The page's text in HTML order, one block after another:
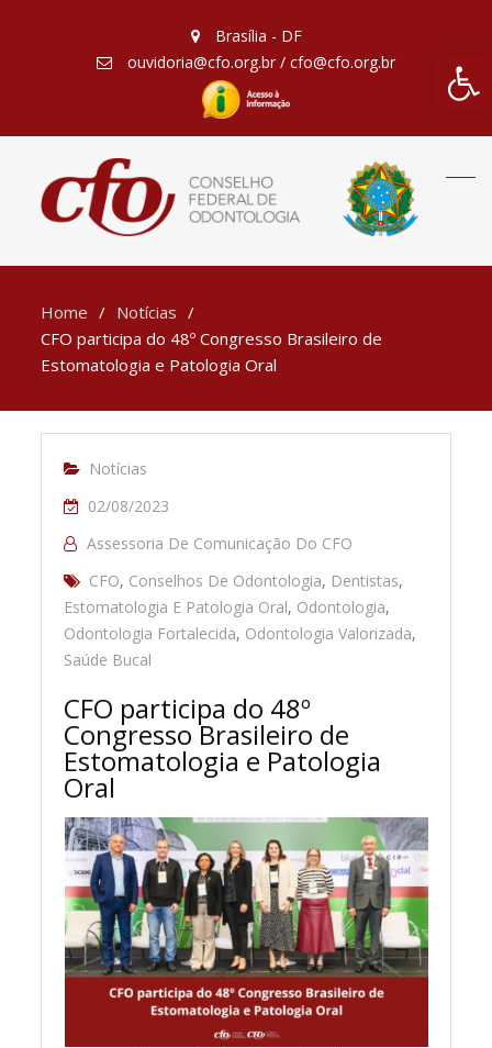
Barra
Brasília - DF
ouvidoria@cfo.org.br / cfo@cfo.org.br
Home
Notícias
CFO participa do 48º Congresso Brasileiro de
Estomatologia e Patologia Oral
Notícias
02/08/2023
Assessoria De Comunicação Do CFO
CFO, Conselhos De Odontologia, Dentistas,
Estomatologia E Patologia Oral, Odontologia,
Odontologia Fortalecida, Odontologia Valorizada,
Saúde Bucal
CFO participa do 48º
Congresso Brasileiro de
Estomatologia e Patologia
Oral